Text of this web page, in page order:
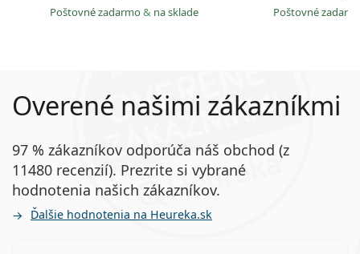
Poštovné zadarmo& na sklade Poštovné
Overené našimi zákazníkmi
97 % zákazníkov odporúča náš obchod (z
11480 recenzií). Prezrite si vybrané
hodnotenia našich zákazníkov.
Ďalšie hodnotenia na Heureka.sk